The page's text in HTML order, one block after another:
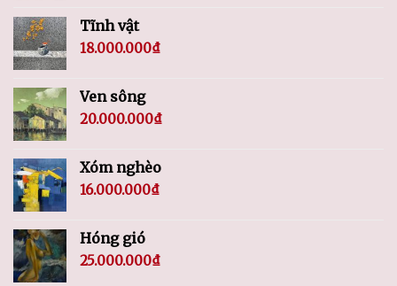
Tĩnh vật
18.000.000₫
Ven sông
20.000.000₫
Xóm nghèo
16.000.000₫
Hóng gió
25.000.000₫